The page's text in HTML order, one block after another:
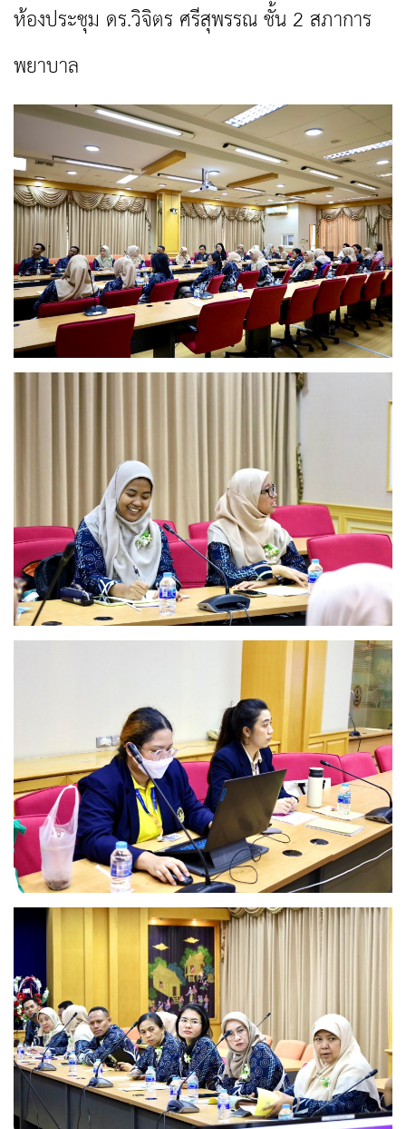
ห้องประชุม ดร.วิจิตร ศรีสุพรรณ ชั้น 2 สภาการ
พยาบาล